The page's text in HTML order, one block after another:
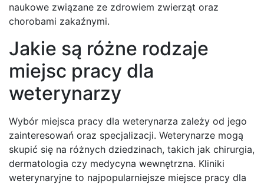
naukowe związane ze zdrowiem zwierząt oraz
chorobami zakaźnymi.
Jakie są różne rodzaje
miejsc pracy dla
weterynarzy
Wybór miejsca pracy dla weterynarza zależy od jego
zainteresowań oraz specjalizacji. Weterynarze mogą
skupić się na różnych dziedzinach, takich jak chirurgia,
dermatologia czy medycyna wewnętrzna. Kliniki
weterynaryjne to najpopularniejsze miejsce pracy dla